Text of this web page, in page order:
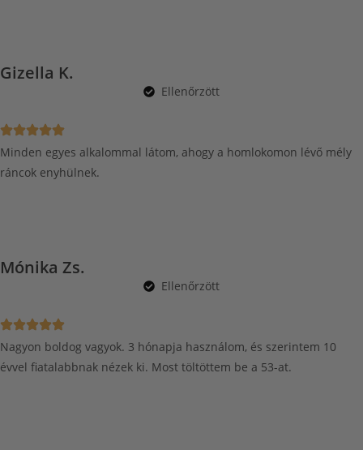
Gizella K.
Ellenőrzött
Minden egyes alkalommal látom, ahogy a homlokomon lévő mély
ráncok enyhülnek.
Mónika Zs.
Ellenőrzött
Nagyon boldog vagyok. 3 hónapja használom, és szerintem 10
évvel fiatalabbnak nézek ki. Most töltöttem be a 53-at.